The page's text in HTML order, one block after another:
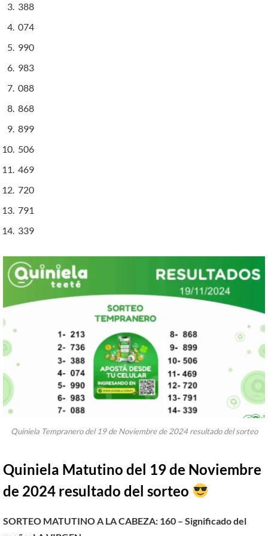
388
074
990
983
088
868
899
506
469
720
791
339
Quiniela Tempranero del 19 de Noviembre de 2024 resultado del sorteo
Quiniela Matutino del 19 de Noviembre
de 2024 resultado del sorteo
SORTEO MATUTINO A LA CABEZA: 160 – Significado del